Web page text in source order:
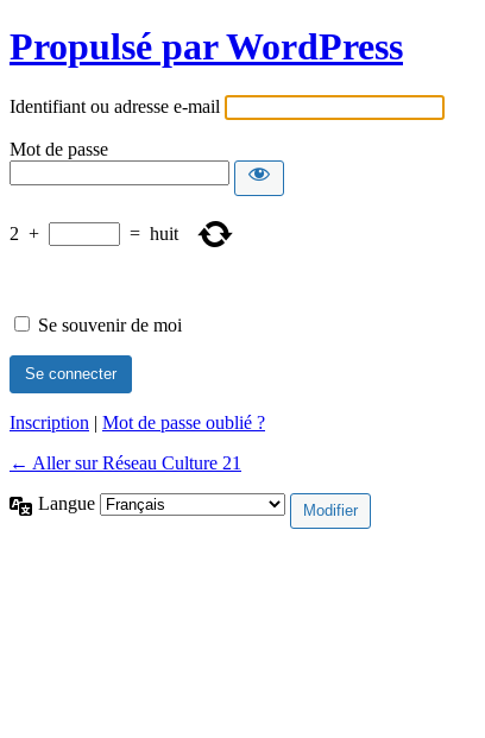
Propulsé par WordPress
Identifiant ou adresse e-mail
Mot de passe
2 + = huit
Se souvenir de moi
Inscription | Mot de passe oublié ?
← Aller sur Réseau Culture 21
Langue